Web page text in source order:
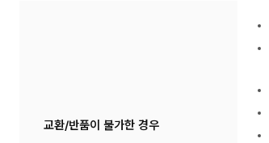
교환/반품이 불가한 경우